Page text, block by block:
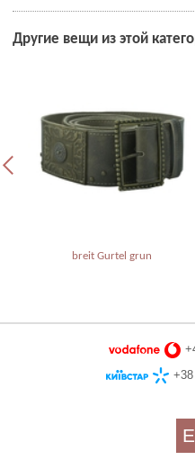
Другие вещи из этой
breit Gurtel grun